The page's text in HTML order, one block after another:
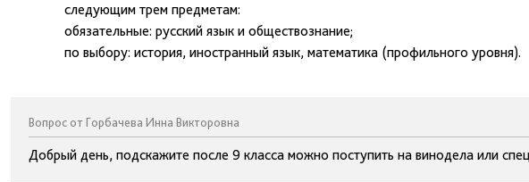
следующим трем предметам:
обязательные: русский язык и обществознание;
по выбору: история, иностранный язык, математика (профильного уровня).
Вопрос от Горбачева Инна Викторовна
Добрый день, подскажите после 9 класса можно поступить на винодела или